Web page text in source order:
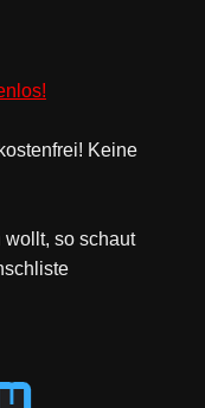
Keine
wollt, so schaut